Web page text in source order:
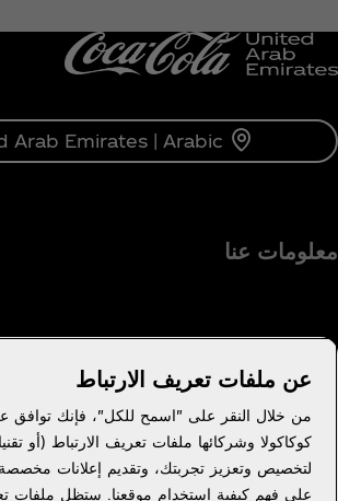
Arab Emirates | Arabic
معلومات عنا
هل تحتاج إلى مساعدة؟
عن ملفات تعريف الارتباط
من خلال النقر على "اسمح للكل"، فإنك توافق
كوكاكولا وشركائها ملفات تعريف الارتباط (أو
لتخصيص وتعزيز تجربتك، وتقديم إعلانات
على فهم كيفية استخدام موقعنا. ستظل ملفات